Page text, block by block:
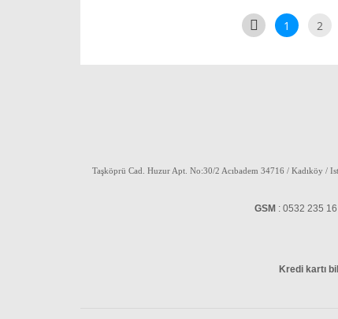
1 2
Taşköprü Cad. Huzur Apt. No:30/2 Acıbadem 34716 / Kadıköy /
GSM : 0532 235
Kredi kartı